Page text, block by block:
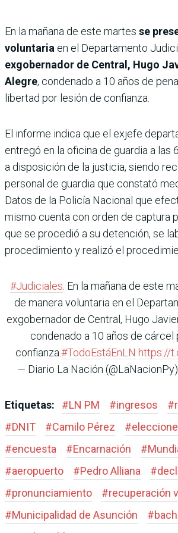
En la mañana de este martes se
voluntaria en el Departamento
exgobernador de Central, Hugo
Alegre, condenado a 10 años de
libertad por lesión de confianza.
El informe indica que el exjefe
entregó en la oficina de guardia a las
a disposición de la justicia, siendo
personal de guardia que constató
Datos de la Policía Nacional que
mismo cuenta con orden de captura
que se procedió a su detención, se
procedimiento y realizó el
#Judiciales . En la mañana de este
de manera voluntaria en el
exgobernador de Central, Hugo
condenado a 10 años de cárcel
confianza.#TodoEstáEnLN https://
— Diario La Nación (@LaNacionPy)
Etiquetas: #LN PM #ingresos #
#DNIT #Camilo Pérez #
#encuesta #Encarnación #
#aeropuerto #Pedro Alliana #
#pronunciamiento #recuperación
#Municipalidad de Asunción #